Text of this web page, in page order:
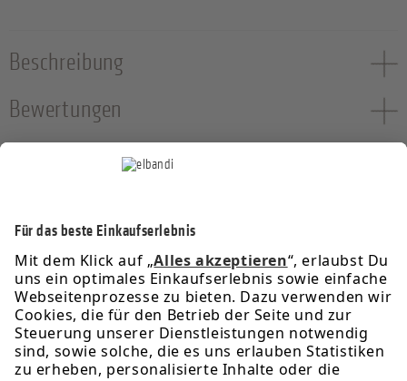
Beschreibung
Bewertungen
Service-Hotline
Informationen
Rechtliches
Über uns